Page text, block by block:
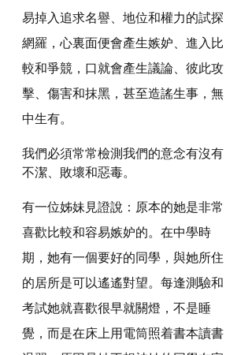
易掉入追求名譽、地位和權力的試探
網羅，心裏面便會產生嫉妒、進入比
較和爭競，口就會產生議論、彼此攻
擊、傷害和抹黑，甚至造謠生事，無
中生有。
我們必須常常檢測我們的意念有沒有
不潔、敗壞和惡毒。
有一位姊妹見證說：原本的她是非常
喜歡比較和容易嫉妒的。在中學時
期，她有一個要好的同學，與她所住
的居所是可以遙遙對望。每逢測驗和
考試她就喜歡很早就關燈，不是睡
覺，而是在床上用電筒照着書本讀書